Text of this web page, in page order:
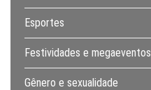
Esportes
Festividades e megaeventos
Gênero e sexualidade